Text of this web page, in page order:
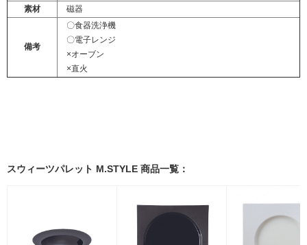
素材
磁器
備考
〇食器洗浄機
〇電子レンジ
×オーブン
×直火
スウィーツパレット M.STYLE 商品一覧：